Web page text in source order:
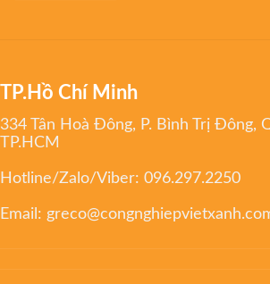
TP.Hồ Chí Minh
334 Tân Hoà Đông, P. Bình Trị Đông,
TP.HCM
Hotline/Zalo/Viber: 096.297.2250
Email: